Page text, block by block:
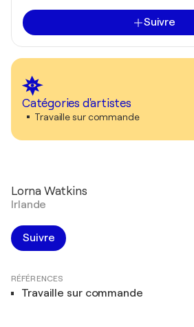
Suivre
Catégories d'artistes
Travaille sur commande
Lorna Watkins
Irlande
Suivre
RÉFÉRENCES
Travaille sur commande